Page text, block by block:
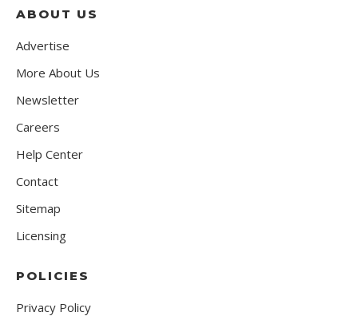
ABOUT US
Advertise
More About Us
Newsletter
Careers
Help Center
Contact
Sitemap
Licensing
POLICIES
Privacy Policy